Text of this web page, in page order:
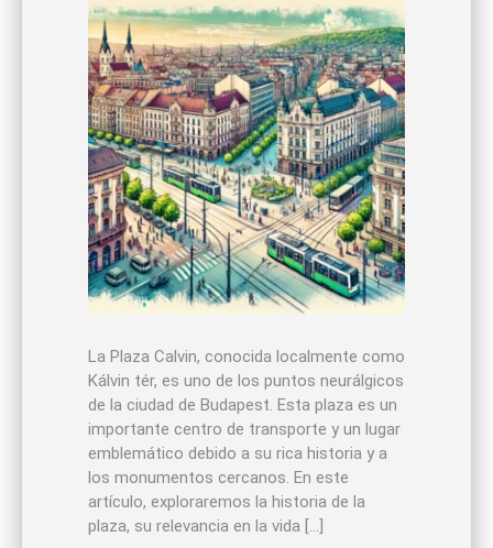
La Plaza Calvin, conocida localmente como
Kálvin tér, es uno de los puntos neurálgicos
de la ciudad de Budapest. Esta plaza es un
importante centro de transporte y un lugar
emblemático debido a su rica historia y a
los monumentos cercanos. En este
artículo, exploraremos la historia de la
plaza, su relevancia en la vida […]